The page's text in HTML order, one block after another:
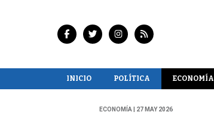
INICIO POLÍTICA ECONOMÍA
ECONOMÍA | 27 MAY 2026